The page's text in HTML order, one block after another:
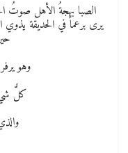
الصبا بهجةُ الأهل صوتُ
يرى برعماً في الحديقة يذوي
وهو
كلُّ